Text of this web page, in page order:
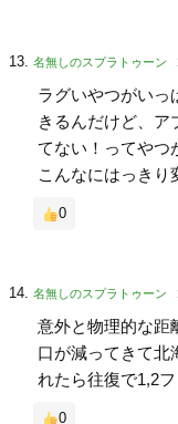
名無しのスプラトゥーン
ラグいやつがいっ
きるんだけど、ア
てない！ってやつ
こんなにはっきり
0
名無しのスプラトゥーン
意外と物理的な距
口が減ってきて北
れたら往復で1,2
0